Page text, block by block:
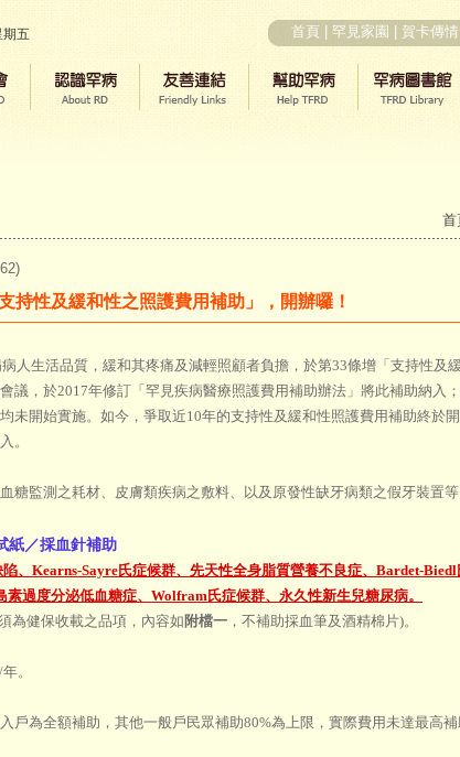
期五 首頁 罕見家園 賀卡傳情
首
持性及緩和性之照護費用補助」，開辦囉！
人生活品質，緩和其疼痛及減輕照顧者負擔，於第33條增「支持性及
議，於2017年修訂「罕見疾病醫療照護費用補助辦法」將此補助納入
未開始實施。如今，爭取近10年的支持性及緩和性照護費用補助終於
。
糖監測之耗材、皮膚類疾病之敷料、以及原發性缺牙病類之假牙裝置等
紙／採血針補助
、Kearns-Sayre氏症候群、先天性全身脂質營養不良症、Bardet-
過度分泌低血糖症、Wolfram氏症候群、永久性新生兒糖尿病。
為健保收載之品項，內容如 附檔一 ，不補助採血筆及酒精棉片)。
。
戶為全額補助，其他一般戶民眾補助80%為上限，實際費用未達最高